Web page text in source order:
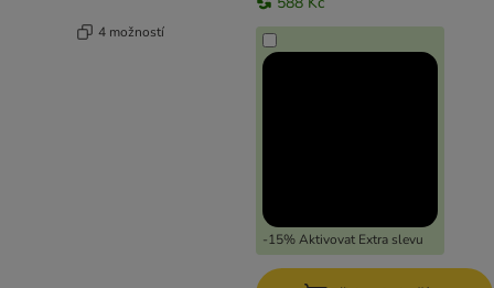
4 možností
-15% Aktivovat Extra slevu